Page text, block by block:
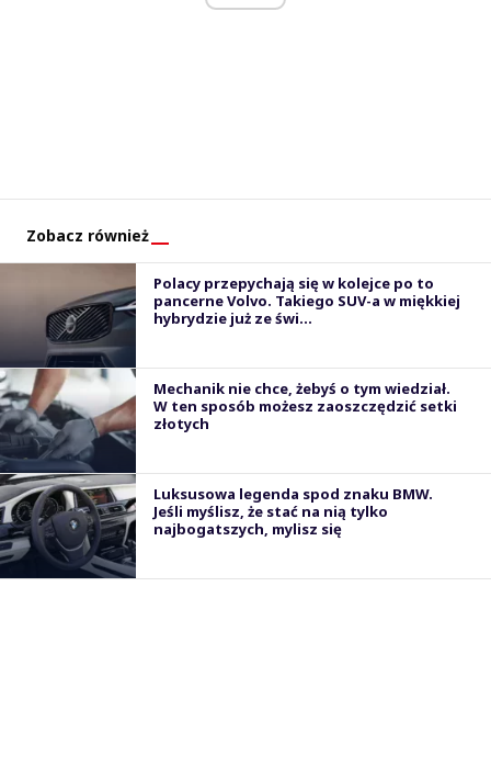
Zobacz również
Polacy przepychają się w kolejce po to
pancerne Volvo. Takiego SUV-a w miękkiej
hybrydzie już ze świ...
Mechanik nie chce, żebyś o tym wiedział.
W ten sposób możesz zaoszczędzić setki
złotych
Luksusowa legenda spod znaku BMW.
Jeśli myślisz, że stać na nią tylko
najbogatszych, mylisz się